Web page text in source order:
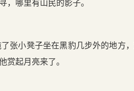
张小凳子坐在黑豹几步外的地方
起月亮来了。